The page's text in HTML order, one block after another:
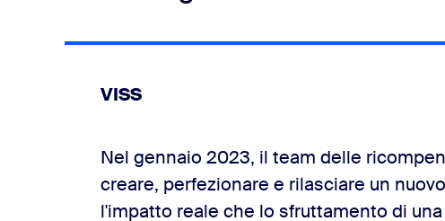
VISS
Nel gennaio 2023, il team delle
creare, perfezionare e rilasciare un
l'impatto reale che lo sfruttamento di